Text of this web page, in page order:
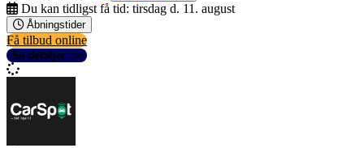
Du kan tidligst få tid: tirsdag d. 11. august
Åbningstider
Få tilbud online
Se detaljer